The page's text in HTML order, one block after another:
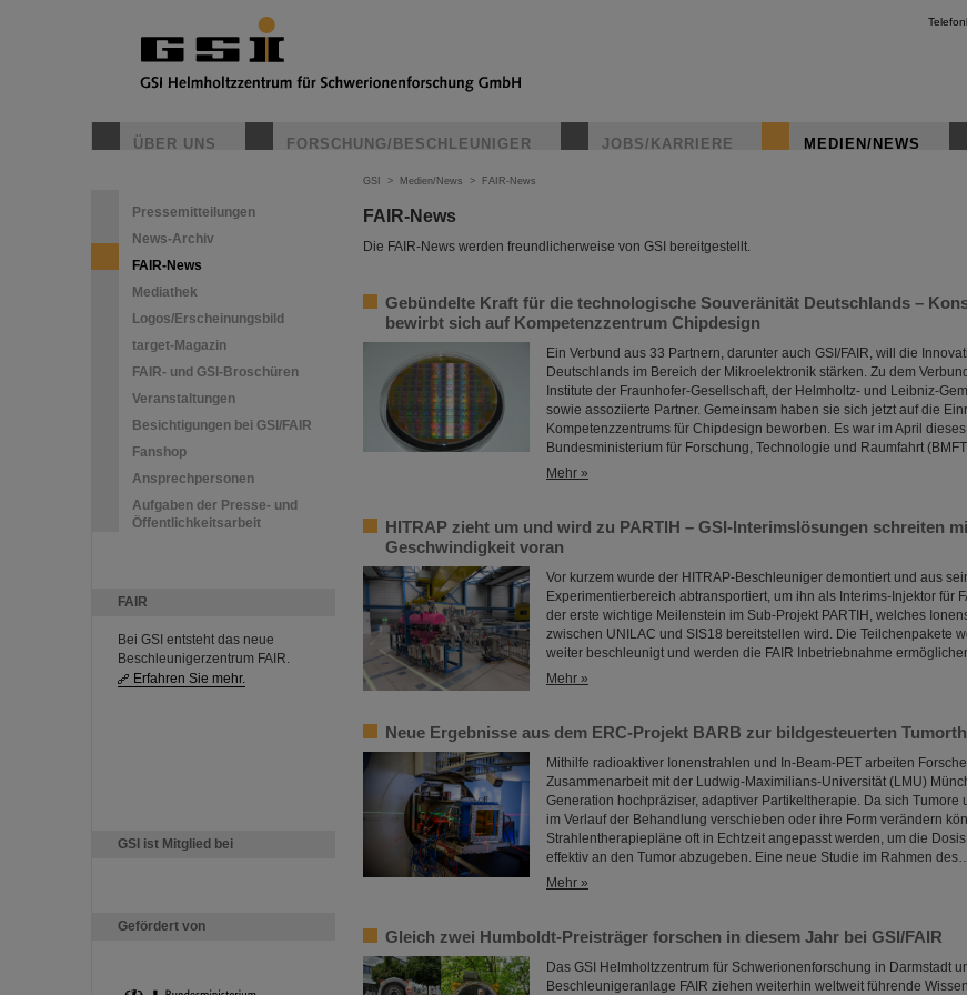
ÜBER UNS FORSCHUNG/BESCHLEUNIGER JOBS/KARRIERE MEDIEN/NEWS
Pressemitteilungen
News-Archiv
FAIR-News
Mediathek
Logos/Erscheinungsbild
target-Magazin
FAIR- und GSI-Broschüren
Veranstaltungen
Besichtigungen bei GSI/FAIR
Fanshop
Ansprechpersonen
Aufgaben der Presse- und
Öffentlichkeitsarbeit
FAIR
Bei GSI entsteht das neue
Beschleunigerzentrum FAIR.
Erfahren Sie mehr.
GSI ist Mitglied bei
Gefördert von
GSI > Medien/News > FAIR-News
FAIR-News
Die FAIR-News werden freundlicherweise von GSI bereitgestellt.
Gebündelte Kraft für die technologische Souveränität Deutschlands –
bewirbt sich auf Kompetenzzentrum Chipdesign
Ein Verbund aus 33 Partnern, darunter auch GSI/FAIR, will die
Deutschlands im Bereich der Mikroelektronik stärken. Zu dem
Institute der Fraunhofer-Gesellschaft, der Helmholtz- und Leibniz-
sowie assoziierte Partner. Gemeinsam haben sie sich jetzt auf die
Kompetenzzentrums für Chipdesign beworben. Es war im April
Bundesministerium für Forschung, Technologie und Raumfahrt
Mehr »
HITRAP zieht um und wird zu PARTIH – GSI-Interimslösungen schreiten
Geschwindigkeit voran
Vor kurzem wurde der HITRAP-Beschleuniger demontiert und aus
Experimentierbereich abtransportiert, um ihn als Interims-Injektor für
der erste wichtige Meilenstein im Sub-Projekt PARTIH, welches
zwischen UNILAC und SIS18 bereitstellen wird. Die Teilchenpakete
weiter beschleunigt und werden die FAIR Inbetriebnahme
Mehr »
Neue Ergebnisse aus dem ERC-Projekt BARB zur bildgesteuerten
Mithilfe radioaktiver Ionenstrahlen und In-Beam-PET arbeiten
Zusammenarbeit mit der Ludwig-Maximilians-Universität (LMU)
Generation hochpräziser, adaptiver Partikeltherapie. Da sich Tumore
im Verlauf der Behandlung verschieben oder ihre Form verändern
Strahlentherapiepläne oft in Echtzeit angepasst werden, um die
effektiv an den Tumor abzugeben. Eine neue Studie im Rahmen
Mehr »
Gleich zwei Humboldt-Preisträger forschen in diesem Jahr bei GSI/FAIR
Das GSI Helmholtzzentrum für Schwerionenforschung in Darmstadt
Beschleunigeranlage FAIR ziehen weiterhin weltweit führende